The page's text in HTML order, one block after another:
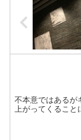
不本意ではあるが
上がってくること